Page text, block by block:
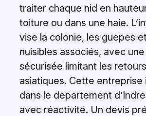
traiter chaque nid en
toiture ou dans une haie.
vise la colonie, les guepes
nuisibles associés, avec
sécurisée limitant les
asiatiques. Cette entreprise
dans le departement
avec réactivité. Un devis